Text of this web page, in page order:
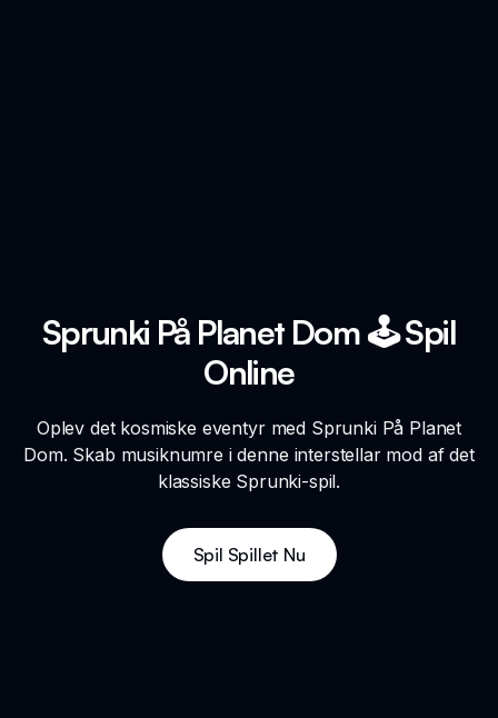
Sprunki På Planet Dom 🕹️ Spil
Online
Oplev det kosmiske eventyr med Sprunki På Planet
Dom. Skab musiknumre i denne interstellar mod af det
klassiske Sprunki-spil.
Spil Spillet Nu